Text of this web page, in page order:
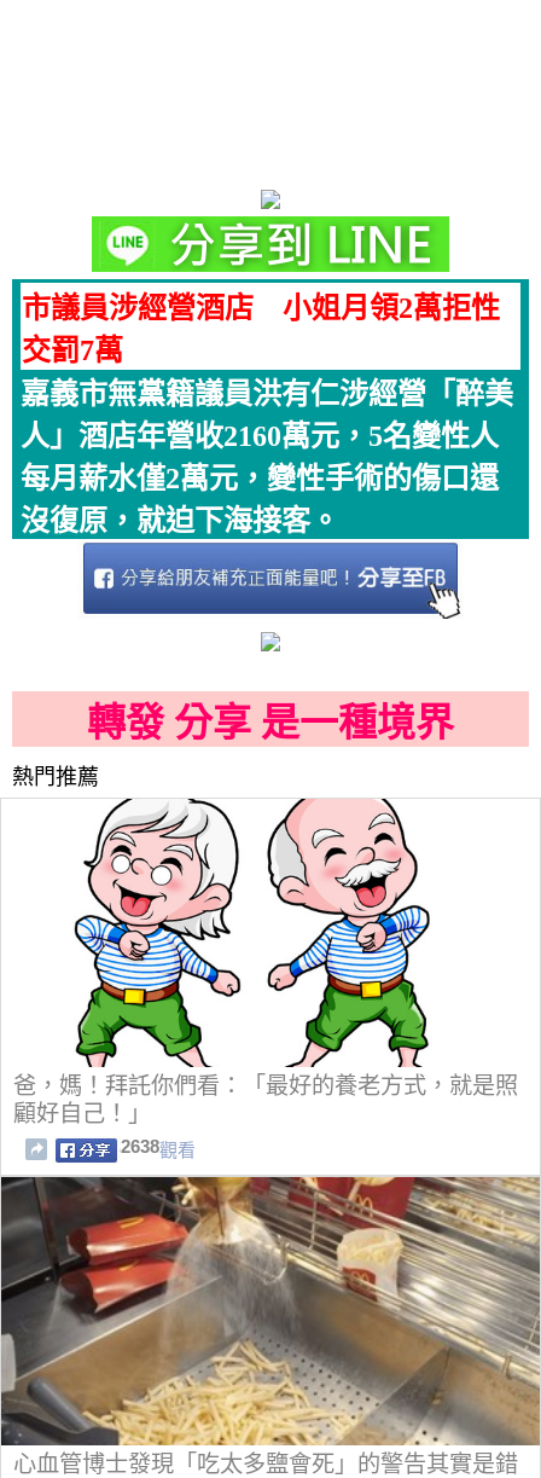
市議員涉經營酒店 小姐月領2萬拒性
交罰7萬
嘉義市無黨籍議員洪有仁涉經營「醉美
人」酒店年營收2160萬元，5名變性人
每月薪水僅2萬元，變性手術的傷口還
沒復原，就迫下海接客。
轉發 分享 是一種境界
熱門推薦
爸，媽！拜託你們看：「最好的養老方式，就是照
顧好自己！」
2638觀看
心血管博士發現「吃太多鹽會死」的警告其實是錯